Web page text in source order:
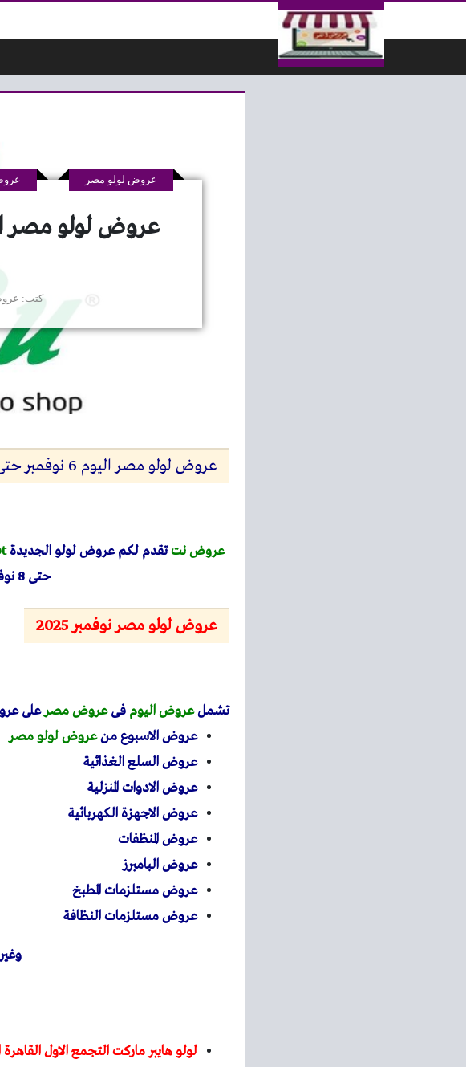
التخطي إلى المحتوى
كتب
عروض لولو مصر
عروض لولو مصر اليوم 6 نوفمبر حتى 8 نوفمبر 2025 الويك اند
عروض نتتقدم لكم عروض لولو الجديدة
حتى 8 نوفمبر 2025 الويك اند اوحتى نفاذ الكمية.
عروض لولو مصر نوفمبر 2025
تشملعروضاليوم فىعروض مصرعلى
عروض الاسبوع منعروض لولو مصر
عروض السلع الغذائية
عروض الادوات المنزلية
عروض الاجهزة الكهربائية
عروض المنظفات
عروض البامبرز
عروض مستلزمات المطبخ
عروض مستلزمات النظافة
لولو هايبر ماركت التجمع الاول